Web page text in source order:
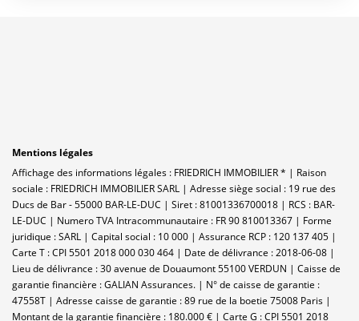
Mentions légales
Affichage des informations légales : FRIEDRICH IMMOBILIER * | Raison
sociale : FRIEDRICH IMMOBILIER SARL | Adresse siège social : 19 rue des
Ducs de Bar - 55000 BAR-LE-DUC | Siret : 81001336700018 | RCS : BAR-
LE-DUC | Numero TVA Intracommunautaire : FR 90 810013367 | Forme
juridique : SARL | Capital social : 10 000 | Assurance RCP : 120 137 405 |
Carte T : CPI 5501 2018 000 030 464 | Date de délivrance : 2018-06-08 |
Lieu de délivrance : 30 avenue de Douaumont 55100 VERDUN | Caisse de
garantie financière : GALIAN Assurances. | N° de caisse de garantie :
47558T | Adresse caisse de garantie : 89 rue de la boetie 75008 Paris |
Montant de la garantie financière : 180.000 € | Carte G : CPI 5501 2018